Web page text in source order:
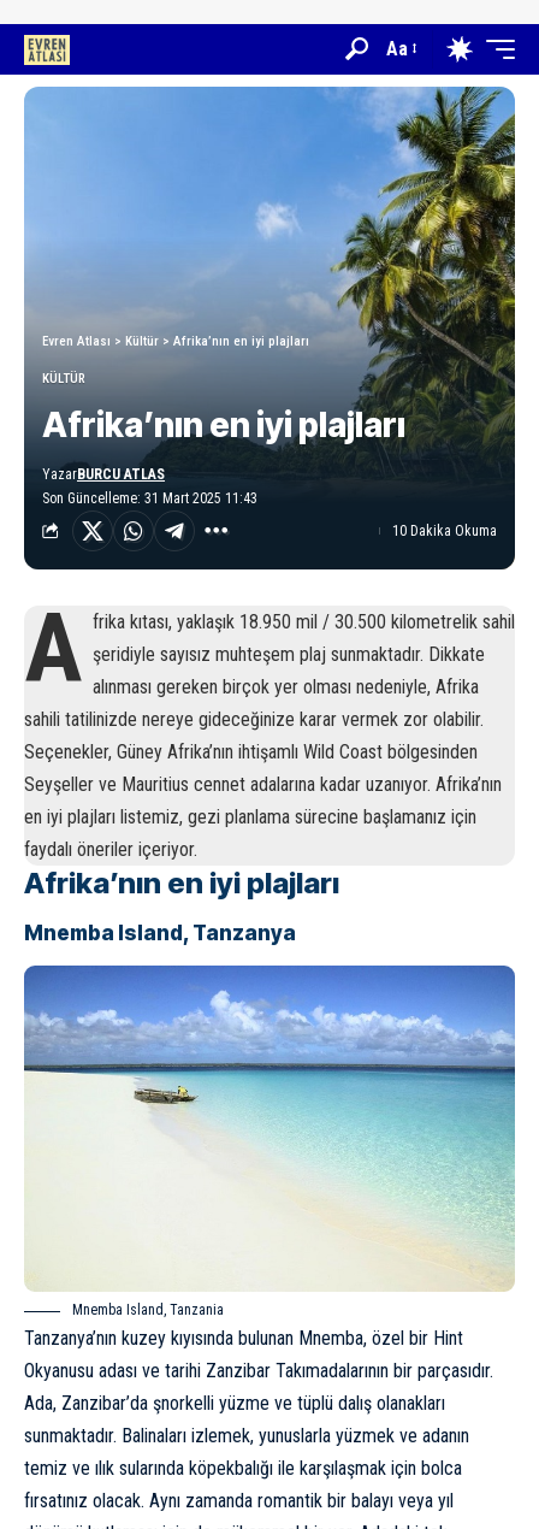
Aa
Evren Atlası > Kültür > Afrika’nın en iyi plajları
KÜLTÜR
Afrika’nın en iyi plajları
Son Güncelleme: 31 Mart 2025 11:43
YazarBURCU ATLAS
10 Dakika Okuma
A frika kıtası, yaklaşık 18.950 mil / 30.500 kilometrelik sahil
şeridiyle sayısız muhteşem plaj sunmaktadır. Dikkate
alınması gereken birçok yer olması nedeniyle, Afrika
sahili tatilinizde nereye gideceğinize karar vermek zor olabilir.
Seçenekler, Güney Afrika’nın ihtişamlı Wild Coast bölgesinden
Seyşeller ve Mauritius cennet adalarına kadar uzanıyor. Afrika’nın
en iyi plajları listemiz, gezi planlama sürecine başlamanız için
faydalı öneriler içeriyor.
Afrika’nın en iyi plajları
Mnemba Island, Tanzanya
Mnemba Island, Tanzania
Tanzanya’nın kuzey kıyısında bulunan Mnemba, özel bir Hint
Okyanusu adası ve tarihi Zanzibar Takımadalarının bir parçasıdır.
Ada, Zanzibar’da şnorkelli yüzme ve tüplü dalış olanakları
sunmaktadır. Balinaları izlemek, yunuslarla yüzmek ve adanın
temiz ve ılık sularında köpekbalığı ile karşılaşmak için bolca
fırsatınız olacak. Aynı zamanda romantik bir balayı veya yıl